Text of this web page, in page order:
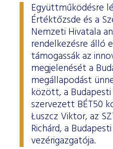
Együttműködésre
Értéktőzsde és a
Nemzeti Hivatala
rendelkezésre álló
támogassák az
megjelenését a
megállapodást
között, a
szervezett BÉT50
Łuszcz Viktor, az
Richárd, a
vezérigazgatója.